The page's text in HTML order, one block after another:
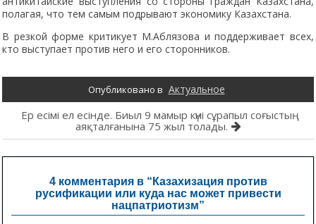
полагая, что тем самым подрывают экономику Казахстана.
В резкой форме критикует М.Аблязова и поддерживает всех,
кто выступает против него и его сторонников.
Опубликовано в Актуальное
Навигация
записям
Ер есімі ел есінде. Биыл 9 мамыр күні сұрапыл соғыстың
аяқталғанына 75 жыл толады.
4 комментария в “ Казахизация против
русификации или куда нас может привести
нацпатриотизм”